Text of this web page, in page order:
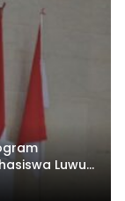
Luwu
Nyata bagi